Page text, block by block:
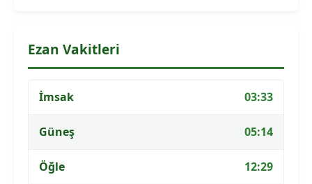
Ezan Vakitleri
İmsak 03:33
Güneş 05:14
Öğle 12:29